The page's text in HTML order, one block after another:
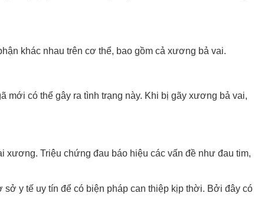
khác nhau trên cơ thể, bao gồm cả xương bả vai.
có thể gây ra tình trạng này. Khi bị gãy xương bả vai,
xương. Triệu chứng đau báo hiệu các vấn đề như đau tim,
y tế uy tín để có biện pháp can thiệp kịp thời. Bởi đây có